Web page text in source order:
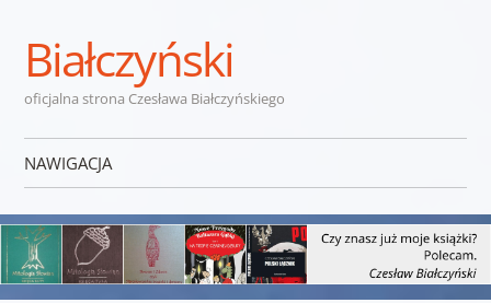
Białczyński
oficjalna strona Czesława Białczyńskiego
NAWIGACJA